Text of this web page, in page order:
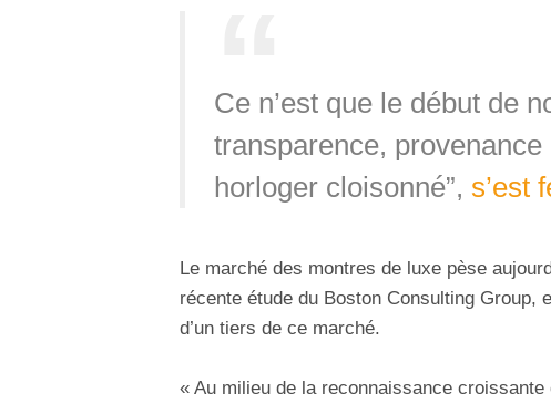
Ce n’est que le début de
transparence,
horloger cloisonné”, s’est
Le marché des montres de luxe pèse
récente étude du Boston Consulting Group,
d’un tiers de ce marché.
« Au milieu de la reconnaissance